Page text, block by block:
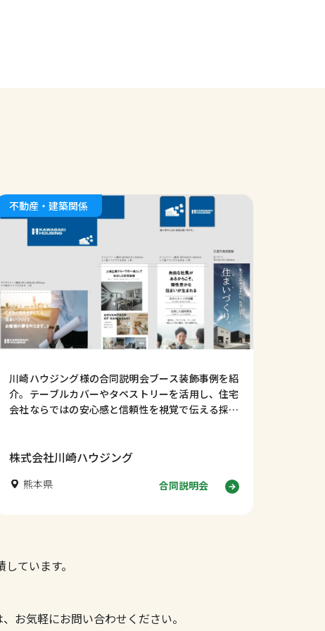
不動産・建築関係
川崎ハウジング様の合同説明会ブース装飾事例を紹
介。テーブルカバーやタペストリーを活用し、住宅
会社ならではの安心感と信頼性を視覚で伝える採用
株式会社川崎ハウジング
熊本県 合同説明会
ています。
お気軽にお問い合わせください。